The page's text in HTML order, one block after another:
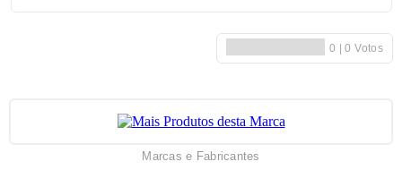
Marcas e Fabricantes